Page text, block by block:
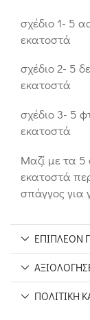
σχέδιο 1- 5
εκατοστά
σχέδιο 2- 5
εκατοστά
σχέδιο 3- 5
εκατοστά
Μαζί με τα 5
εκατοστά
σπάγγος για
ΕΠΙΠΛΈΟΝ
ΠΟΛΙΤΙΚΉ